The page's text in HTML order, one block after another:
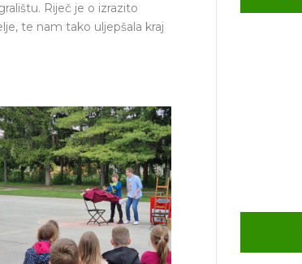
Riječ je o izrazito
te nam tako uljepšala kraj